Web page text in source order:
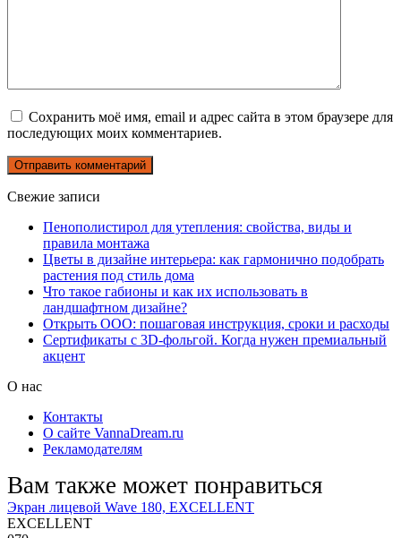
Сохранить моё имя, email и адрес сайта в этом браузере для
последующих моих комментариев.
Свежие записи
Пенополистирол для утепления: свойства, виды и
правила монтажа
Цветы в дизайне интерьера: как гармонично подобрать
растения под стиль дома
Что такое габионы и как их использовать в
ландшафтном дизайне?
Открыть ООО: пошаговая инструкция, сроки и расходы
Сертификаты с 3D-фольгой. Когда нужен премиальный
акцент
О нас
Контакты
О сайте VannaDream.ru
Рекламодателям
Вам также может понравиться
Экран лицевой Wave 180, EXCELLENT
EXCELLENT